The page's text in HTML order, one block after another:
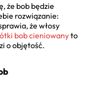
że bob będzie
rozwiązanie:
że włosy
bob cieniowanyto
o objętość.